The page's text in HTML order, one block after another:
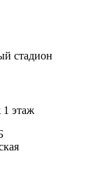
стадион
этаж